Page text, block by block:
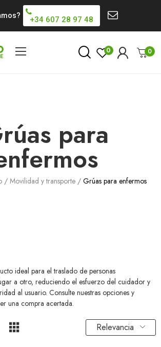
+34 607 28 97 48
0 0
para
Movilidad y transporte Grúas para enfermos
ideal para el traslado de personas
a otro, reduciendo el esfuerzo del cuidador y
al usuario. Consulte nuestras opciones y
una compra acertada.
Relevancia